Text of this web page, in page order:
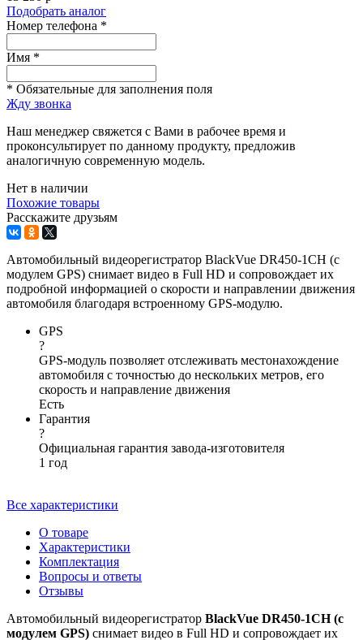
Подобрать аналог
Номер телефона *
Имя *
* Обязательные для заполнения поля
Жду звонка
Наш менеджер свяжется с Вами в рабочее время и
проконсультирует по данному продукту, предложив
аналогичную современную модель.
Нет в наличии
Похожие товары
Расскажите друзьям
Автомобильный видеорегистратор BlackVue DR450-1CH (с
модулем GPS) снимает видео в Full HD и сопровождает их
подробной информацией о скорости и направлении движения
автомобиля благодаря встроенному GPS-модулю.
GPS
?
GPS-модуль позволяет отслеживать местонахождение
автомобиля с точностью до нескольких метров, его
скорость и направление движения
Есть
Гарантия
?
Официальная гарантия завода-изготовителя
1 год
Все характеристики
О товаре
Характеристики
Комплектация
Вопросы и ответы
Отзывы
Автомобильный видеорегистратор BlackVue DR450-1CH (с
модулем GPS) снимает видео в Full HD и сопровождает их